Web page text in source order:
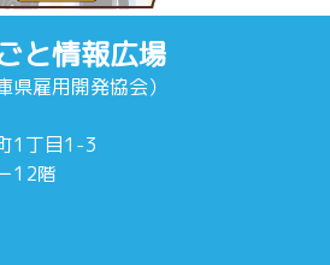
と情報広場
雇用開発協会）
1丁目1-3
12階